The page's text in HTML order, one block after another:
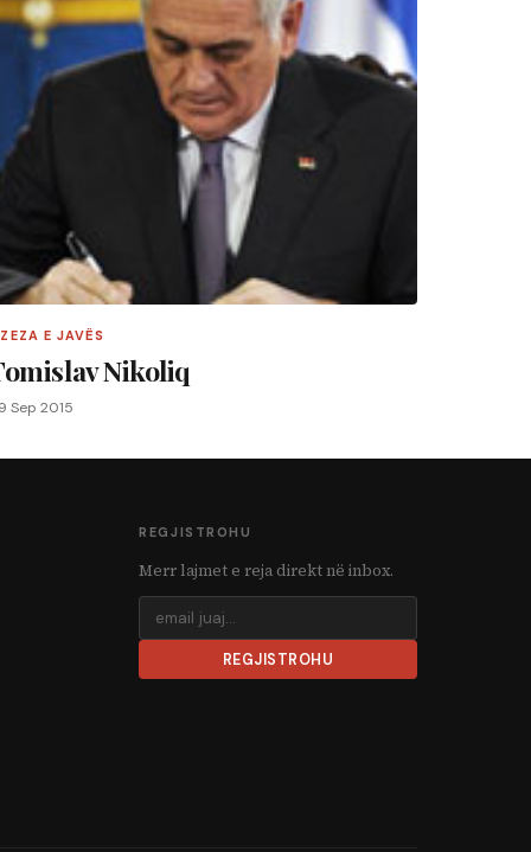
E JAVËS
Nikoliq
Sep 2015
REGJISTROHU
Merr lajmet e reja direkt në inbox.
REGJISTROHU